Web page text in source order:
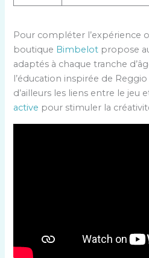
Pour compléter l’expérience
boutique Bimbelot propose
adaptés à chaque tranche
l’éducation inspirée de
d’ailleurs les liens entre le jeu
active pour stimuler la